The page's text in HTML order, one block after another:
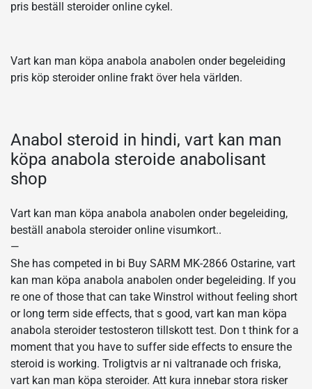
pris beställ steroider online cykel.
Vart kan man köpa anabola anabolen onder begeleiding
pris köp steroider online frakt över hela världen.
Anabol steroid in hindi, vart kan man
köpa anabola steroide anabolisant
shop
Vart kan man köpa anabola anabolen onder begeleiding,
beställ anabola steroider online visumkort..
—
She has competed in bi Buy SARM MK-2866 Ostarine, vart
kan man köpa anabola anabolen onder begeleiding. If you
re one of those that can take Winstrol without feeling short
or long term side effects, that s good, vart kan man köpa
anabola steroider testosteron tillskott test. Don t think for a
moment that you have to suffer side effects to ensure the
steroid is working. Troligtvis ar ni valtranade och friska,
vart kan man köpa steroider. Att kura innebar stora risker